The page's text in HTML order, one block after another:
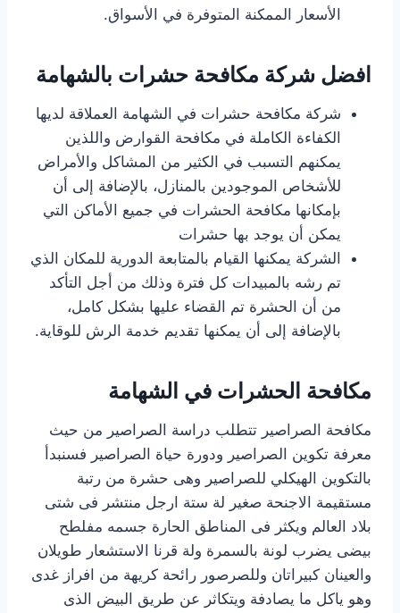
الأسعار الممكنة المتوفرة في الأسواق.
افضل شركة مكافحة حشرات بالشهامة
شركة مكافحة حشرات في الشهامة العملاقة لديها
الكفاءة الكاملة في مكافحة القوارض واللذين
يمكنهم التسبب في الكثير من المشاكل والأمراض
للأشخاص الموجودين بالمنازل، بالإضافة إلى أن
بإمكانها مكافحة الحشرات في جميع الأماكن التي
يمكن أن يوجد بها حشرات
الشركة يمكنها القيام بالمتابعة الدورية للمكان الذي
تم رشه بالمبيدات كل فترة وذلك من أجل التأكد
من أن الحشرة تم القضاء عليها بشكل كامل،
بالإضافة إلى أن يمكنها تقديم خدمة الرش للوقاية.
مكافحة الحشرات في الشهامة
مكافحة الصراصير تتطلب دراسة الصراصير من حيث
معرفة تكوين الصراصير ودورة حياة الصراصير فسنبدأ
بالتكوين الهيكلي للصراصير وهى حشرة من رتبة
مستقيمة الاجنحة صغير لة ستة ارجل منتشر فى شتى
بلاد العالم ويكثر فى المناطق الحارة جسمه مفلطح
بيضى يضرب لونة بالسمرة ولة قرنا الاستشعار طويلان
والعينان كبيراتان وللصرصور رائحة كريهة من افراز غدى
وهو ياكل ما يصادفة ويتكاثر عن طريق البيض الذى